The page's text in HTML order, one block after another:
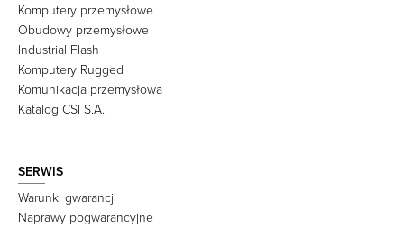
Komputery przemysłowe
Obudowy przemysłowe
Industrial Flash
Komputery Rugged
Komunikacja przemysłowa
Katalog CSI S.A.
SERWIS
Warunki gwarancji
Naprawy pogwarancyjne